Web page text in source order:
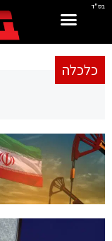
בס"ד
כלכלה